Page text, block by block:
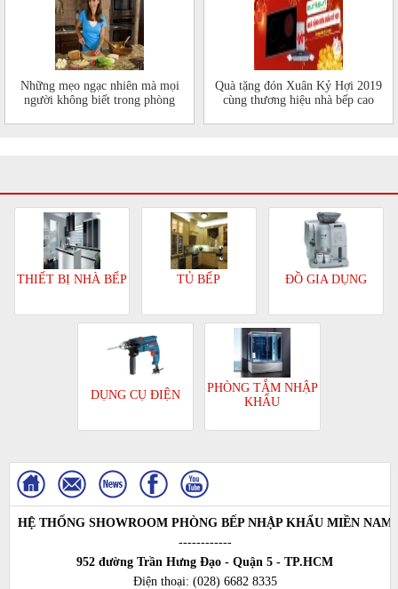
Những mẹo ngạc nhiên mà mọi
người không biết trong phòng
Quà tặng đón Xuân Kỷ Hợi 2019
cùng thương hiệu nhà bếp cao
THIẾT BỊ NHÀ BẾP TỦ BẾP ĐỒ GIA DỤNG
DỤNG CỤ ĐIỆN
PHÒNG TẮM NHẬP
KHẨU
HỆ THỐNG SHOWROOM PHÒNG BẾP NHẬP KHẨU MIỀN NAM
------------
952 đường Trần Hưng Đạo - Quận 5 - TP.HCM
Điện thoại: (028) 6682 8335